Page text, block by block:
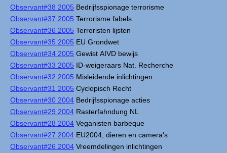
Observant#38 2005 Bedrijfsspionage terrorisme
Observant#37 2005 Terrorisme fabels
Observant#36 2005 Terroristen lijsten
Observant#35 2005 EU Grondwet
Observant#34 2005 Gewist AIVD bewijs
Observant#33 2005 ID-weigeraars Nat. Recherche
Observant#32 2005 Misleidende inlichtingen
Observant#31 2005 Cyclopisch Recht
Observant#30 2004 Bedrijfsspionage acties
Observant#29 2004 Rasterfahndung NL
Observant#28 2004 Veganisten barbeque
Observant#27 2004 EU2004, dieren en camera's
Observant#26 2004 Vreemdelingen inlichtingen